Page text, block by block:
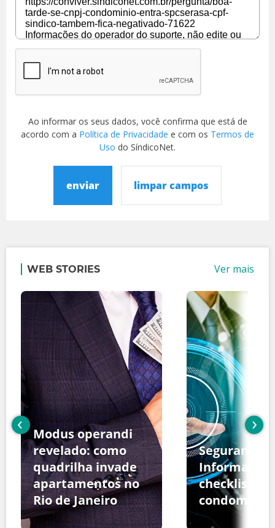
Ao informar os seus dados, você confirma que está de
acordo com a Política de Privacidade e com os Termos de
Uso do SíndicoNet.
enviar limpar campos
WEB STORIES Ver mais
Modus operandi
revelado: como
quadrilha invade
apartamentos no
Rio de Janeiro
Segurança
Informação:
checklist
‹ ›